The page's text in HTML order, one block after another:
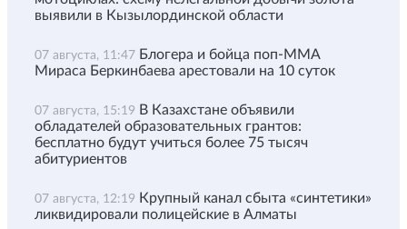
выявили в Кызылординской области
07 августа, 11:47 Блогера и бойца поп-ММА
Мираса Беркинбаева арестовали на 10 суток
07 августа, 15:19 В Казахстане объявили
обладателей образовательных грантов:
бесплатно будут учиться более 75 тысяч
абитуриентов
07 августа, 12:19 Крупный канал сбыта «синтетики»
ликвидировали полицейские в Алматы